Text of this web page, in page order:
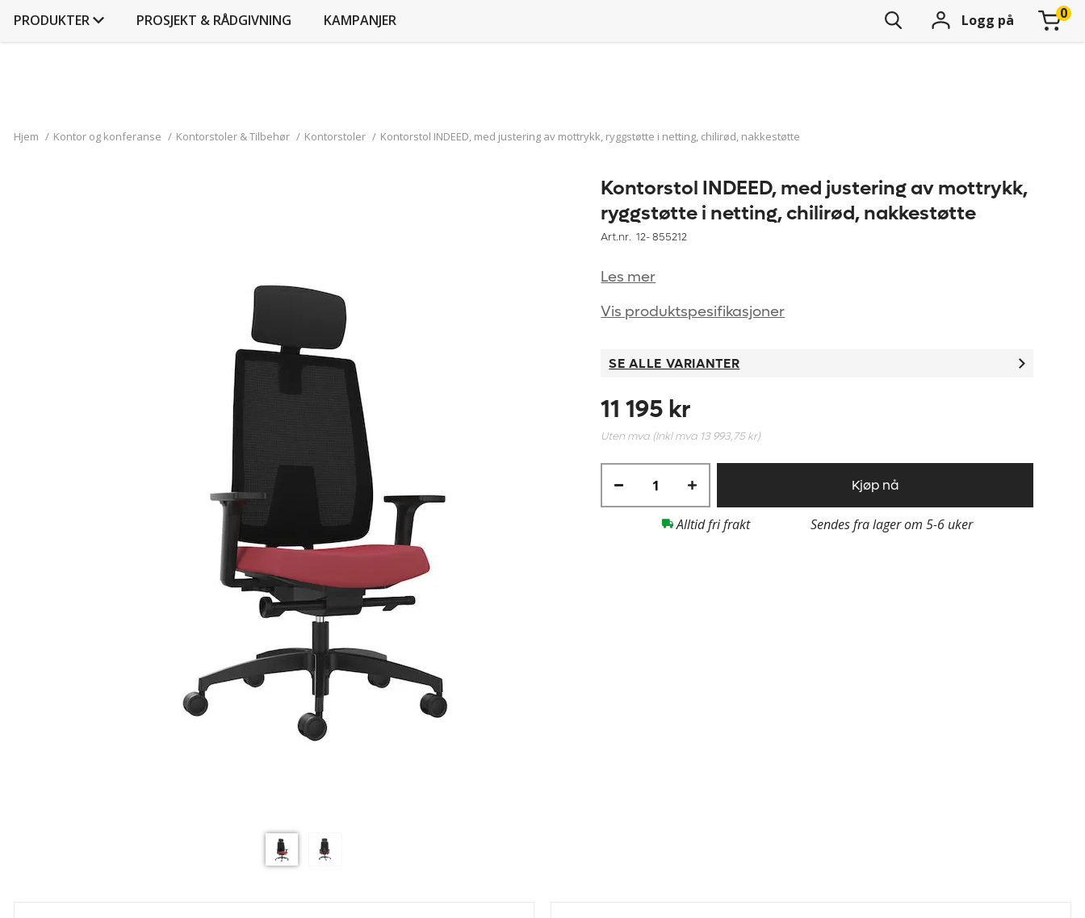
PRODUKTER PROSJEKT & RÅDGIVNING KAMPANJER Logg på
Hjem / Kontor og konferanse / Kontorstoler & Tilbehør / Kontorstoler / Kontorstol INDEED, med justering av mottrykk, ryggstøtte i netting, chilirød, nakkestøtte
Kontorstol INDEED, med justering av mottrykk,
ryggstøtte i netting, chilirød, nakkestøtte
Art.nr. 12-855212
Les mer
Vis produktspesifikasjoner
SE ALLE VARIANTER
11 195 kr
Uten mva (Inkl mva 13 993,75 kr)
Kjøp nå
Alltid fri frakt Sendes fra lager om 5-6 uker